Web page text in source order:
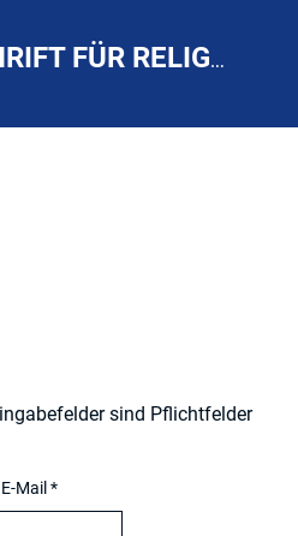
ZEITSCHRIFT FÜR RELIGIONSPÄDAGOGIK. THEO-WEB
sind Pflichtfelder
Mail *